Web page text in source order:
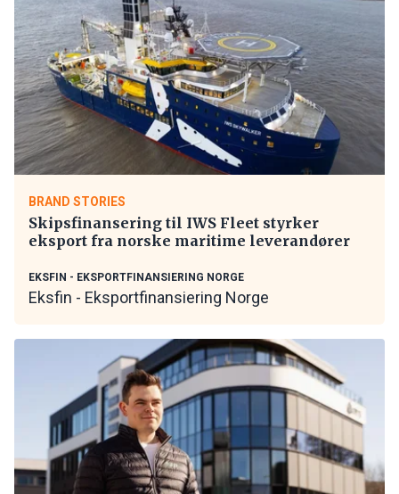
BRAND STORIES
Skipsfinansering til IWS Fleet styrker
eksport fra norske maritime leverandører
EKSFIN - EKSPORTFINANSIERING NORGE
Eksfin - Eksportfinansiering Norge